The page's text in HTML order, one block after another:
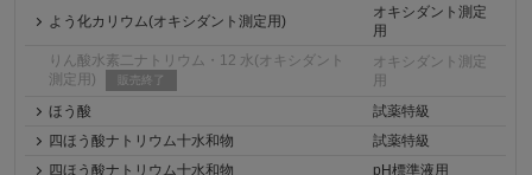
よう化カリウム(オキシダント測定用)
オキシダント測定
用
りん酸水素二ナトリウム・12 水(オキシダント
測定用)
販売終了
オキシダント測定
用
ほう酸
試薬特級
四ほう酸ナトリウム十水和物
試薬特級
四ほう酸ナトリウム十水和物
pH標準液用